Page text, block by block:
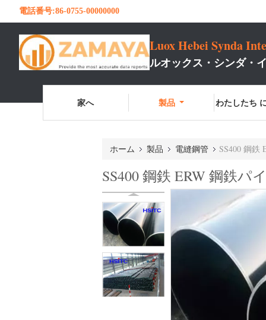
電話番号:86-0755-00000000
Luox Hebei Synda
ルオックス・シンダ・
家へ 製品 わたしたち
ホーム 製品 電縫鋼管 SS400 鋼鉄
SS400 鋼鉄 ERW 鋼鉄パ